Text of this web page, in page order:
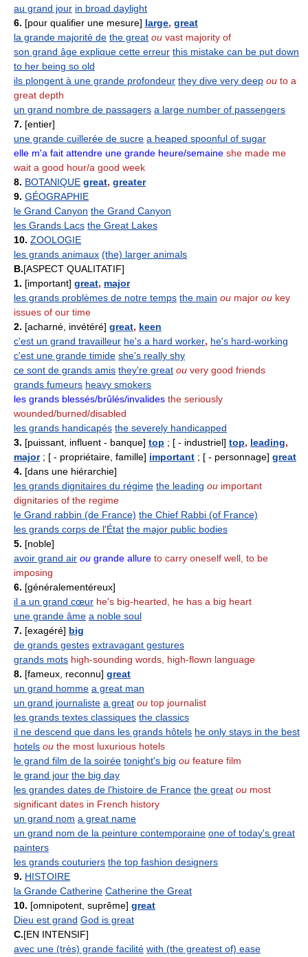
au grand jour in broad daylight
6. [pour qualifier une mesure] large, great
la grande majorité de the great ou vast majority of
son grand âge explique cette erreur this mistake can be put down
to her being so old
ils plongent à une grande profondeur they dive very deep ou to a
great depth
un grand nombre de passagers a large number of passengers
7. [entier]
une grande cuillerée de sucre a heaped spoonful of sugar
elle m'a fait attendre une grande heure/semaine she made me
wait a good hour/a good week
8. BOTANIQUE great, greater
9. GÉOGRAPHIE
le Grand Canyon the Grand Canyon
les Grands Lacs the Great Lakes
10. ZOOLOGIE
les grands animaux (the) larger animals
B.[ASPECT QUALITATIF]
1. [important] great, major
les grands problèmes de notre temps the main ou major ou key
issues of our time
2. [acharné, invétéré] great, keen
c'est un grand travailleur he's a hard worker, he's hard-working
c'est une grande timide she's really shy
ce sont de grands amis they're great ou very good friends
grands fumeurs heavy smokers
les grands blessés/brûlés/invalides the seriously
wounded/burned/disabled
les grands handicapés the severely handicapped
3. [puissant, influent - banque] top ; [ - industriel] top, leading,
major; [ - propriétaire, famille] important ; [ - personnage] great
4. [dans une hiérarchie]
les grands dignitaires du régime the leading ou important
dignitaries of the regime
le Grand rabbin (de France) the Chief Rabbi (of France)
les grands corps de l'État the major public bodies
5. [noble]
avoir grand air ou grande allure to carry oneself well, to be
imposing
6. [généralementéreux]
il a un grand cœur he's big-hearted, he has a big heart
une grande âme a noble soul
7. [exagéré] big
de grands gestes extravagant gestures
grands mots high-sounding words, high-flown language
8. [fameux, reconnu] great
un grand homme a great man
un grand journaliste a great ou top journalist
les grands textes classiques the classics
il ne descend que dans les grands hôtels he only stays in the best
hotels ou the most luxurious hotels
le grand film de la soirée tonight's big ou feature film
le grand jour the big day
les grandes dates de l'histoire de France the great ou most
significant dates in French history
un grand nom a great name
un grand nom de la peinture contemporaine one of today's great
painters
les grands couturiers the top fashion designers
9. HISTOIRE
la Grande Catherine Catherine the Great
10. [omnipotent, suprême] great
Dieu est grand God is great
C.[EN INTENSIF]
avec une (très) grande facilité with (the greatest of) ease